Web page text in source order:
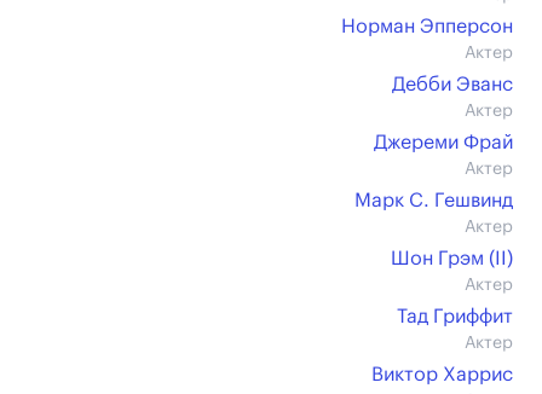
Норман Эпперсон
Актер
Дебби Эванс
Актер
Джереми Фрай
Актер
Марк С. Гешвинд
Актер
Шон Грэм (II)
Актер
Тад Гриффит
Актер
Виктор Харрис